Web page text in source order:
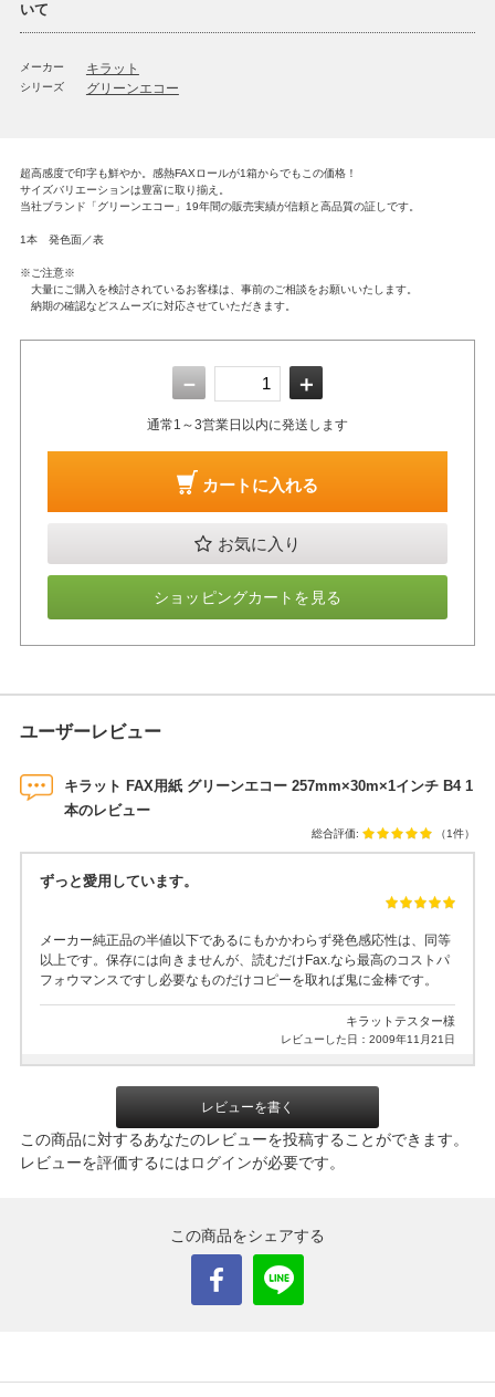
いて
メーカー キラット
シリーズ グリーンエコー
超高感度で印字も鮮やか。感熱FAXロールが1箱からでもこの価格！
サイズバリエーションは豊富に取り揃え。
当社ブランド「グリーンエコー」19年間の販売実績が信頼と高品質の証しです。
1本 発色面／表
※ご注意※
大量にご購入を検討されているお客様は、事前のご相談をお願いいたします。
納期の確認などスムーズに対応させていただきます。
－ ＋
通常1～3営業日以内に発送します
カートに入れる
お気に入り
ショッピングカートを見る
ユーザーレビュー
キラット FAX用紙 グリーンエコー 257mm×30m×1インチ B4 1
本のレビュー
総合評価: （1件）
ずっと愛用しています。
メーカー純正品の半値以下であるにもかかわらず発色感応性は、同等
以上です。保存には向きませんが、読むだけFax.なら最高のコストパ
フォウマンスですし必要なものだけコピーを取れば鬼に金棒です。
キラットテスター様
レビューした日：2009年11月21日
レビューを書く
この商品に対するあなたのレビューを投稿することができます。
レビューを評価するにはログインが必要です。
この商品をシェアする